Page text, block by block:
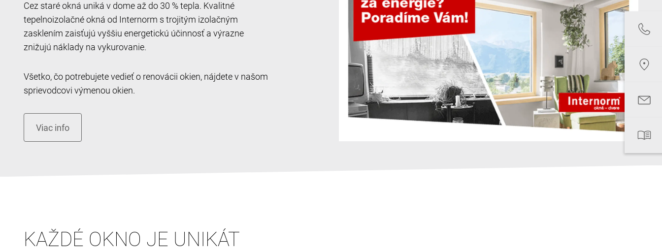
Cez staré okná uniká v dome až do 30 % tepla. Kvalitné
tepelnoizolačné okná od Internorm s trojitým izolačným
zasklením zaisťujú vyššiu energetickú účinnosť a výrazne
znižujú náklady na vykurovanie.
Všetko, čo potrebujete vedieť o renovácii okien, nájdete v našom
sprievodcovi výmenou okien.
KAŽDÉ OKNO JE UNIKÁT